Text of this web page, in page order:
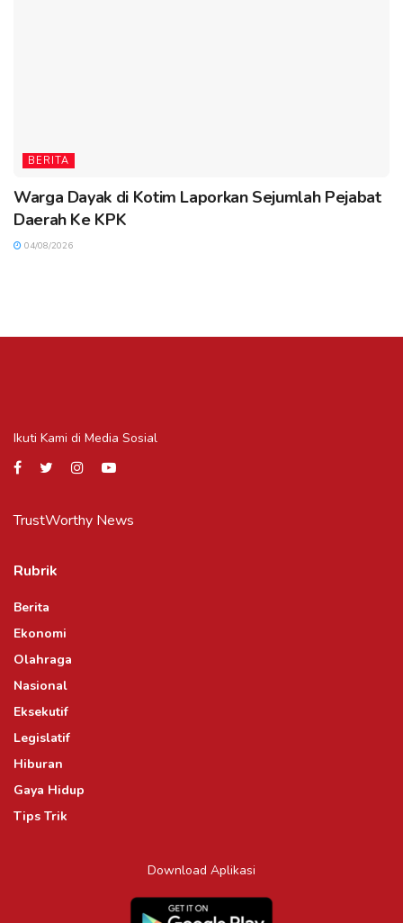
BERITA
Warga Dayak di Kotim Laporkan Sejumlah Pejabat
Daerah Ke KPK
04/08/2026
Ikuti Kami di Media Sosial
TrustWorthy News
Rubrik
Berita
Ekonomi
Olahraga
Nasional
Eksekutif
Legislatif
Hiburan
Gaya Hidup
Tips Trik
Download Aplikasi